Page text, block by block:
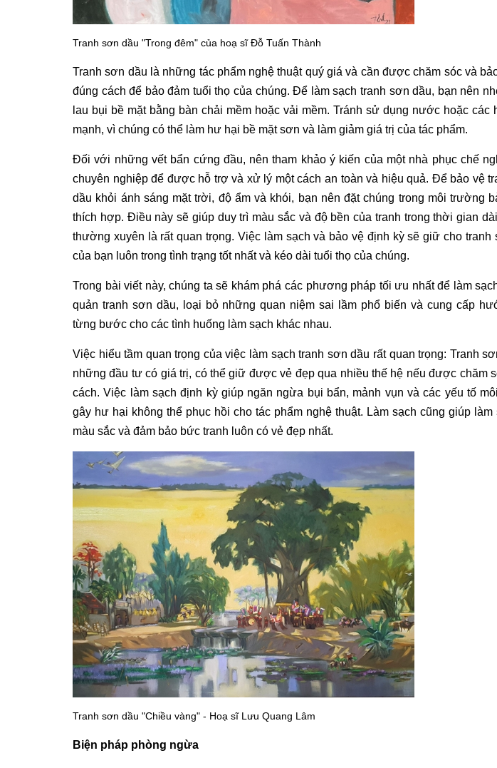
Tranh sơn dầu "Trong đêm" của hoạ sĩ Đỗ Tuấn Thành
Tranh sơn dầu là những tác phẩm nghệ thuậtquý giá và cần được chăm sóc và
đúng cách để bảo đảm tuổi thọ của chúng. Để làm sạch tranh sơn dầu, bạn nên
lau bụi bề mặt bằng bàn chải mềm hoặc vải mềm. Tránh sử dụng nước hoặc các
mạnh, vì chúng có thể làm hư hại bề mặt sơn và làm giảm giá trị của tác phẩm.
Đối với những vết bẩn cứng đầu, nên tham khảo ý kiến của một nhà phục chế
chuyên nghiệp để được hỗ trợ và xử lý một cách an toàn và hiệu quả. Để bảo vệ
dầu khỏi ánh sáng mặt trời, độ ẩm và khói, bạn nên đặt chúng trong môi trường
thích hợp. Điều này sẽ giúp duy trì màu sắc và độ bền của tranh trong thời gian
thường xuyên là rất quan trọng. Việc làm sạch và bảo vệ định kỳ sẽ giữ cho tranh
của bạn luôn trong tình trạng tốt nhất và kéo dài tuổi thọ của chúng.
Trong bài viết này, chúng ta sẽ khám phá các phương pháp tối ưu nhất để làm
quản tranh sơn dầu, loại bỏ những quan niệm sai lầm phổ biến và cung cấp
từng bước cho các tình huống làm sạch khác nhau.
Việc hiểu tầm quan trọng của việc làm sạchtranh sơn dầu rất quan trọng: Tranh
những đầu tư có giá trị, có thể giữ được vẻ đẹp qua nhiều thế hệ nếu được chăm
cách. Việc làm sạch định kỳ giúp ngăn ngừa bụi bẩn, mảnh vụn và các yếu tố
gây hư hại không thể phục hồi chotác phẩm nghệ thuật. Làm sạch cũng giúp làm
màu sắc và đảm bảo bức tranh luôn có vẻ đẹp nhất.
Tranh sơn dầu "Chiều vàng" - Hoạ sĩ Lưu Quang Lâm
Biện pháp phòng ngừa